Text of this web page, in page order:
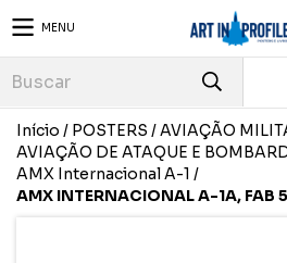
MENU
Início / POSTERS /AVIAÇÃO
AVIAÇÃO DE ATAQUE E
AMX Internacional A-1 /
AMX INTERNACIONAL A-1A, FAB